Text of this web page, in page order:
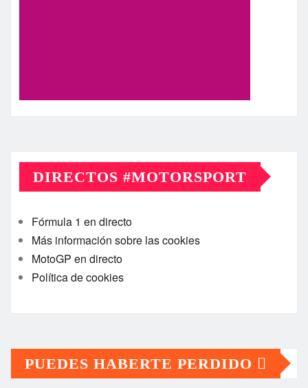
DIRECTOS #MOTORSPORT
Fórmula 1 en directo
Más información sobre las cookies
MotoGP en directo
Política de cookies
PUEDES HABERTE PERDIDO